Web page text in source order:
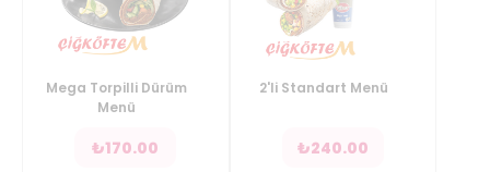
Mega Torpilli Dürüm
Menü
₺170.00
2'li Standart Menü
₺240.00